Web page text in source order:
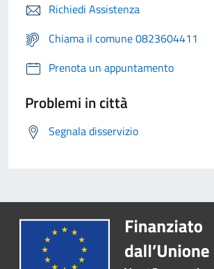
Richiedi Assistenza
Chiama il comune 0823604411
Prenota un appuntamento
Problemi in città
Segnala disservizio